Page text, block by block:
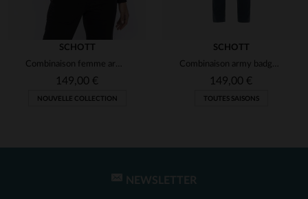
SCHOTT
Combinaison femme army noire
149,00 €
NOUVELLE COLLECTION
SCHOTT
Combinaison army badgée couleur bleu pacific
149,00 €
TOUTES SAISONS
NEWSLETTER